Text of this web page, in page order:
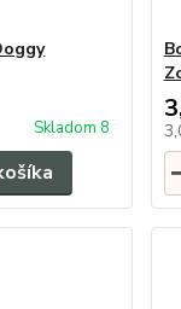
Skladom 8